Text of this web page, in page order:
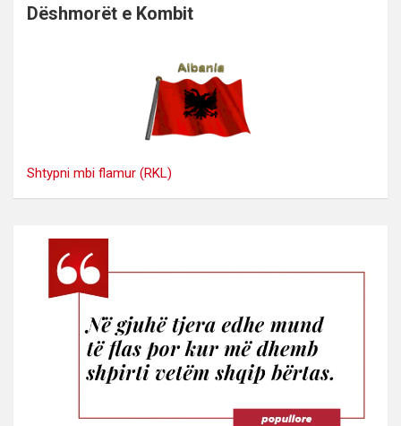
Dëshmorët e Kombit
Shtypni mbi flamur (RKL)